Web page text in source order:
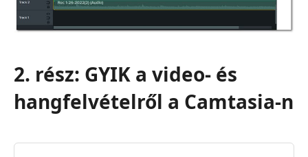
2. rész: GYIK a video- és
hangfelvételről a Camtasia-n